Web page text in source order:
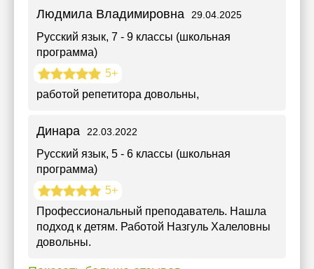
Людмила Владимировна 29.04.2025
Русский язык, 7 - 9 классы (школьная
программа)
5+
работой репетитора довольны,
Динара 22.03.2022
Русский язык, 5 - 6 классы (школьная
программа)
5+
Профессиональный преподаватель. Нашла
подход к детям. Работой Назгуль Халеловны
довольны.